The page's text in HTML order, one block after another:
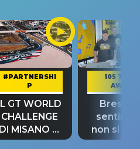
#PARTNERSHI
P
IL GT WORLD
CHALLENGE
DI MISANO si
riconferma
105 TAKE
AWAY
Bresh:
non si
fino alla